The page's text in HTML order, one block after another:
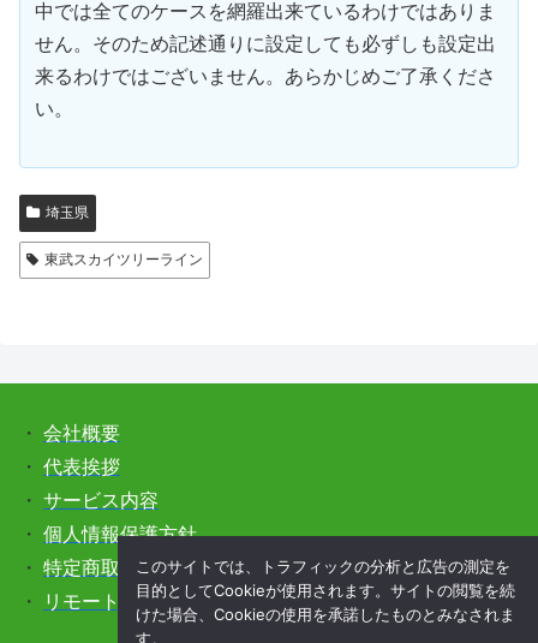
中では全てのケースを網羅出来ているわけではありま
せん。そのため記述通りに設定しても必ずしも設定出
来るわけではございません。あらかじめご了承くださ
い。
埼玉県
東武スカイツリーライン
・ 会社概要
・ 代表挨拶
・ サービス内容
・ 個人情報保護方針
・ 特定商取引法に基づく表記
・
リモートサポートをご希望の方はこちら
このサイトでは、トラフィックの分析と広告の測定を
目的としてCookieが使用されます。サイトの閲覧を続
けた場合、Cookieの使用を承諾したものとみなされま
す。